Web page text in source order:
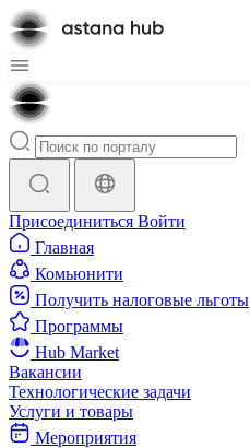
Присоединиться Войти
Главная
Комьюнити
Получить налоговые льготы
Программы
Hub Market
Вакансии
Технологические задачи
Услуги и товары
Мероприятия